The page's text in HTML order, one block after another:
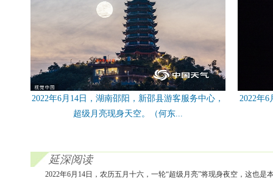
2022年6月14日，湖南邵阳，新邵县游客服务中心，
超级月亮现身天空。（何东...
2022年
延深阅读
2022年6月14日，农历五月十六，一轮“超级月亮”将现身夜空，这也是